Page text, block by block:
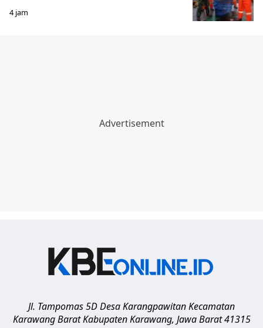
4 jam
Jl. Tampomas 5D Desa Karangpawitan Kecamatan
Karawang Barat Kabupaten Karawang, Jawa Barat 41315